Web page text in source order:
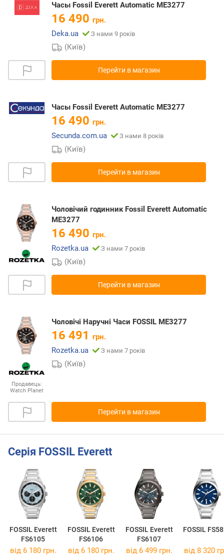
Часы Fossil Everett Automatic ME3277
16 490 грн.
Deka.ua
З нами 9 років
(Київ)
Перейти в магазин
Часы Fossil Everett Automatic ME3277
16 490 грн.
Secunda.com.ua
З нами 8 років
(Київ)
Перейти в магазин
Чоловічий годинник Fossil Everett Automatic
ME3277
16 490 грн.
Rozetka.ua
З нами 7 років
(Київ)
Перейти в магазин
Продавець:
Watch Planet
Чоловічі Наручні Часи FOSSIL ME3277
16 491 грн.
Rozetka.ua
З нами 7 років
(Київ)
Перейти в магазин
Серія FOSSIL Everett
FOSSIL Everett
FS6105
FOSSIL Everett
FS6106
FOSSIL Everett
FS6107
FOSSIL
від 6 180 грн. від 6 180 грн. від 6 499 грн. від 8 320